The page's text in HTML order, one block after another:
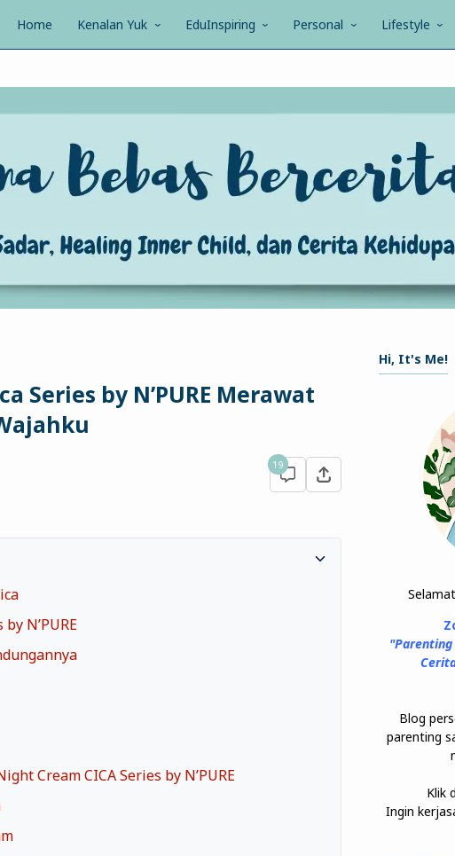
Home Kenalan Yuk EduInspiring Personal Lifestyle
Series by N’PURE Merawat
19
N’PURE
Cream CICA Series by N’PURE
Hi, It's Me!
"Parenting
Blog
parenting
Klik
Ingin